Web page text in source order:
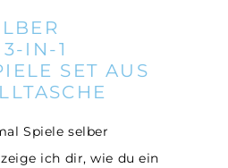
IN-1
SET AUS
Spiele selber
ich dir, wie du ein